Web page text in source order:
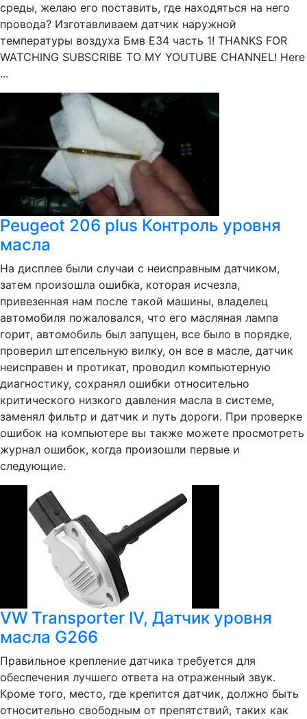
среды, желаю его поставить, где находяться на него
провода? Изготавливаем датчик наружной
температуры воздуха Бмв E34 часть 1! THANKS FOR
WATCHING SUBSCRIBE TO MY YOUTUBE CHANNEL! Here
...
Peugeot 206 plus Контроль уровня
масла
На дисплее были случаи с неисправным датчиком,
затем произошла ошибка, которая исчезла,
привезенная нам после такой машины, владелец
автомобиля пожаловался, что его масляная лампа
горит, автомобиль был запущен, все было в порядке,
проверил штепсельную вилку, он все в масле, датчик
неисправен и протикат, проводил компьютерную
диагностику, сохранял ошибки относительно
критического низкого давления масла в системе,
заменял фильтр и датчик и путь дороги. При проверке
ошибок на компьютере вы также можете просмотреть
журнал ошибок, когда произошли первые и
следующие.
VW Transporter IV, Датчик уровня
масла G266
Правильное крепление датчика требуется для
обеспечения лучшего ответа на отраженный звук.
Кроме того, место, где крепится датчик, должно быть
относительно свободным от препятствий, таких как